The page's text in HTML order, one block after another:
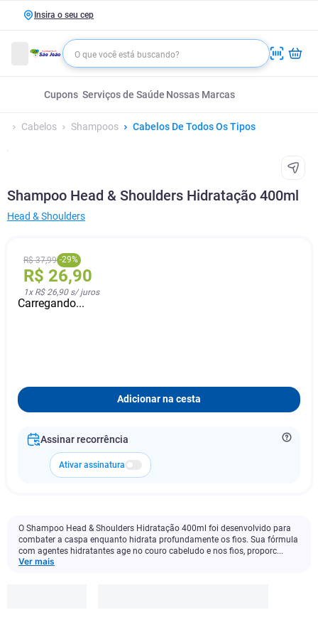
Insira o seu cep
Cupons Serviços de Saúde Nossas Marcas
Cabelos Shampoos Cabelos De Todos Os Tipos
Shampoo Head & Shoulders Hidratação 400ml
Head & Shoulders
R$ 37,99 -29%
R$ 26,90
1x R$ 26,90s/ juros
Carregando...
Adicionar na cesta
Assinar recorrência
Ativar assinatura
O Shampoo Head & Shoulders Hidratação 400ml foi desenvolvido para
combater a caspa enquanto hidrata profundamente os fios. Sua fórmula
com agentes hidratantes age no couro cabeludo e nos fios, proporc...
Ver mais